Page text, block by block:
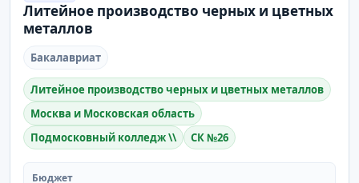
Литейное производство черных и цветных
металлов
Бакалавриат
Литейное производство черных и цветных металлов
Москва и Московская область
Подмосковный колледж \\
СК №26
Бюджет